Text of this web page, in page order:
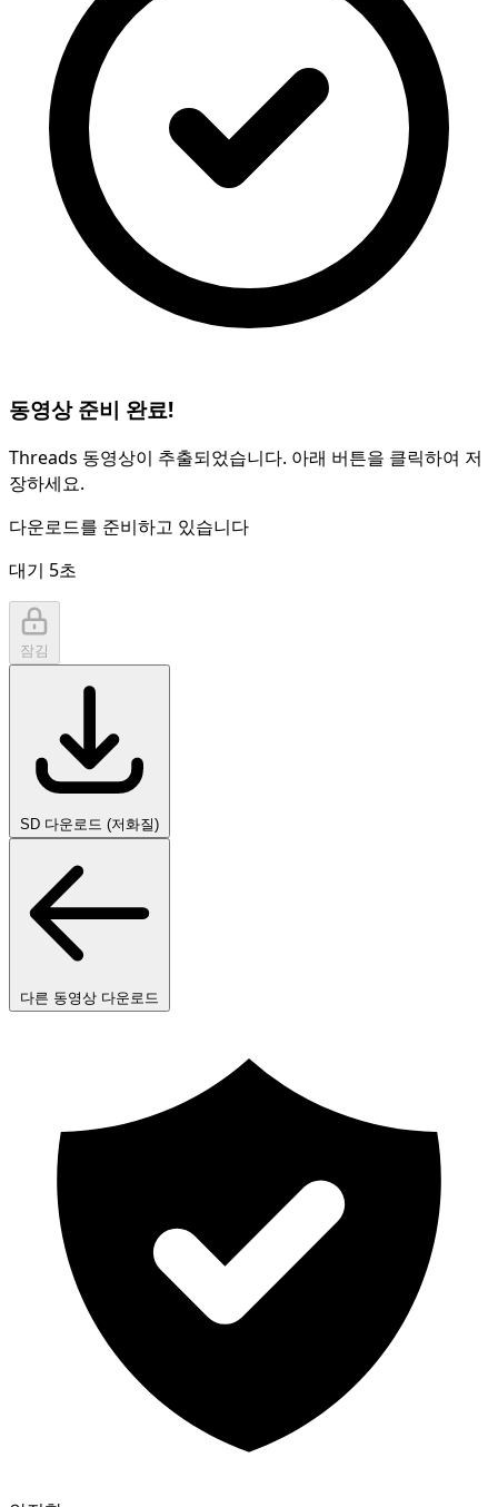
동영상 준비 완료!
Threads 동영상이 추출되었습니다. 아래 버튼을 클릭하여 저
장하세요.
다운로드를 준비하고 있습니다
대기 5초
잠김
SD 다운로드 (저화질)
다른 동영상 다운로드